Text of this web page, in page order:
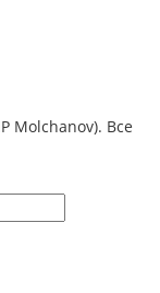
Molchanov). Все